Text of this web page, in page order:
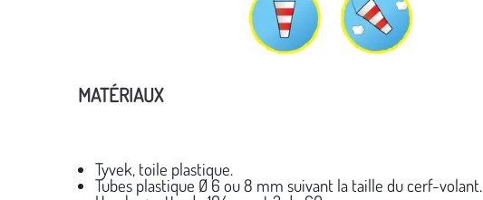
MATÉRIAUX
Tyvek, toile plastique.
Tubes plastique Ø 6 ou 8 mm suivant la taille du cerf-volant.